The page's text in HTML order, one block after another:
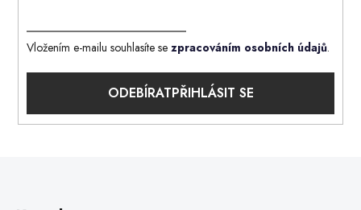
Vložením e-mailu souhlasíte se zpracováním osobních údajů.
PŘIHLÁSIT SE